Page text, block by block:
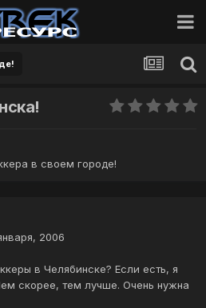
в своем городе!
2006
в Челябинске? Если есть, я
скорее, тем лучше. Очень нужна